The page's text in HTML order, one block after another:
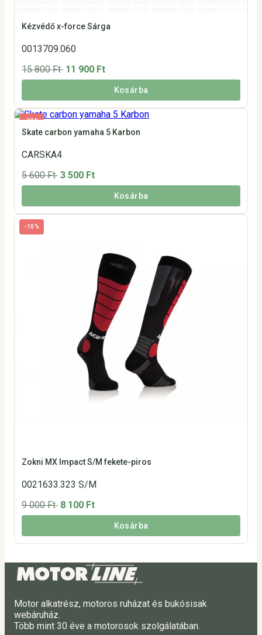
Kézvédő x-force Sárga
0013709.060
15 800 Ft 11 900 Ft
Kosárba
-38%
Skate carbon yamaha 5 Karbon
CARSKA4
5 600 Ft 3 500 Ft
Kosárba
-10%
Zokni MX Impact S/M fekete-piros
0021633.323 S/M
9 000 Ft 8 100 Ft
Kosárba
Motor alkatrész, motoros ruházat és bukósisak
webáruház.
Több mint 30 éve a motorosok szolgálatában.